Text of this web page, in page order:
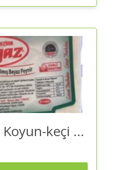
Bergaz Ezine Koyun-keçi 680 Gr – Peynir | Kaliteli ve Güvenilir Alışveriş